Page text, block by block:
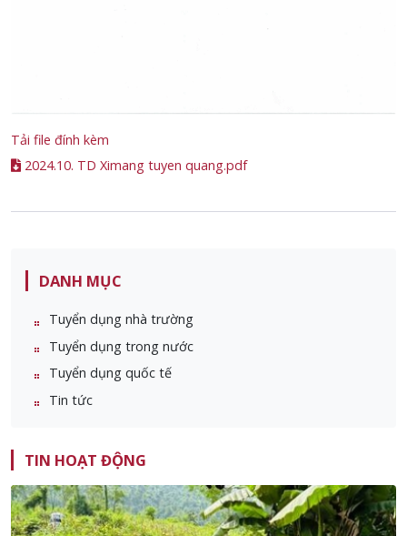
Tải file đính kèm
2024.10. TD Ximang tuyen quang.pdf
DANH MỤC
Tuyển dụng nhà trường
Tuyển dụng trong nước
Tuyển dụng quốc tế
Tin tức
TIN HOẠT ĐỘNG